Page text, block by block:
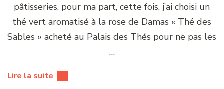
pâtisseries, pour ma part, cette fois, j’ai choisi un
thé vert aromatisé à la rose de Damas « Thé des
Sables » acheté au Palais des Thés pour ne pas les
…
Lire la suite